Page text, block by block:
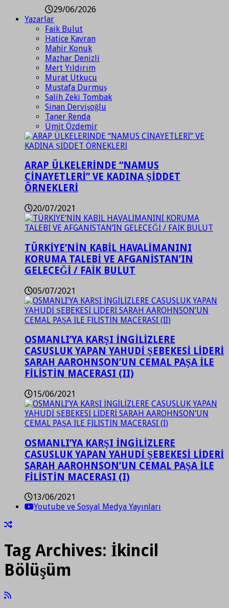
29/06/2026
Yazarlar
Faik Bulut
Hatice Kavran
Mahir Konuk
Mazhar Denizli
Mert Yıldırım
Murat Utkucu
Mustafa Durmuş
Salih Zeki Tombak
Sinan Dervişoğlu
Taner Renda
Ümit Özdemir
ARAP ÜLKELERİNDE “NAMUS
CİNAYETLERİ” VE KADINA ŞİDDET
ÖRNEKLERİ
20/07/2021
TÜRKİYE’NİN KABİL HAVALİMANINI
KORUMA TALEBİ VE AFGANİSTAN’IN
GELECEĞİ / FAİK BULUT
05/07/2021
OSMANLI’YA KARŞI İNGİLİZLERE
CASUSLUK YAPAN YAHUDİ ŞEBEKESİ LİDERİ
SARAH AAROHNSON’UN CEMAL PAŞA İLE
FİLİSTİN MACERASI (II)
15/06/2021
OSMANLI’YA KARŞI İNGİLİZLERE
CASUSLUK YAPAN YAHUDİ ŞEBEKESİ LİDERİ
SARAH AAROHNSON’UN CEMAL PAŞA İLE
FİLİSTİN MACERASI (I)
13/06/2021
Youtube ve Sosyal Medya Yayınları
Tag Archives: İkincil
Bölüşüm